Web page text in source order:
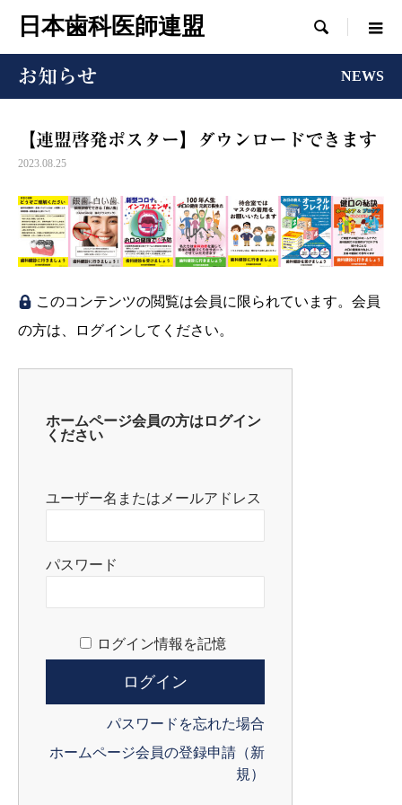
日本歯科医師連盟 
お知らせ NEWS
【連盟啓発ポスター】ダウンロードできます
2023.08.25
このコンテンツの閲覧は会員に限られています。会員
の方は、ログインしてください。
ホームページ会員の方はログイン
ください
ユーザー名またはメールアドレス
パスワード
ログイン情報を記憶
パスワードを忘れた場合
ホームページ会員の登録申請（新
規）